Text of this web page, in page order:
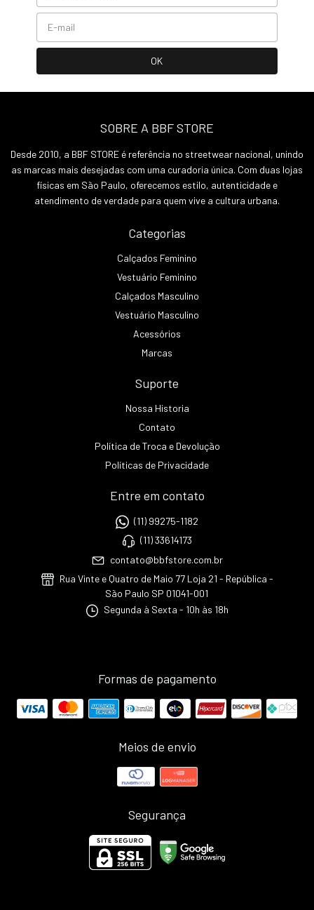
SOBRE A BBF STORE
Desde 2010, a BBF STORE é referência no streetwear nacional, unindo
as marcas mais desejadas com uma curadoria única. Com duas lojas
físicas em São Paulo, oferecemos estilo, autenticidade e
atendimento de verdade para quem vive a cultura urbana.
Categorias
Calçados Feminino
Vestuário Feminino
Calçados Masculino
Vestuário Masculino
Acessórios
Marcas
Suporte
Nossa Historia
Contato
Política de Troca e Devolução
Políticas de Privacidade
Entre em contato
(11) 99275-1182
(11) 33614173
contato@bbfstore.com.br
Rua Vinte e Quatro de Maio 77 Loja 21 - República -
São Paulo SP 01041-001
Segunda à Sexta - 10h às 18h
Formas de pagamento
Meios de envio
Segurança